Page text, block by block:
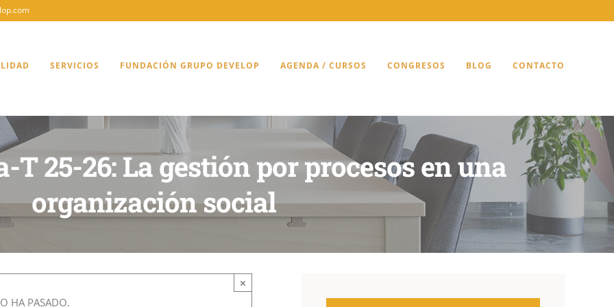
SERVICIOS FUNDACIÓN GRUPO DEVELOP AGENDA / CURSOS CONGRESOS BLOG CONTACTO
T 25-26: La gestión por procesos en una
organización social
×
HA PASADO.